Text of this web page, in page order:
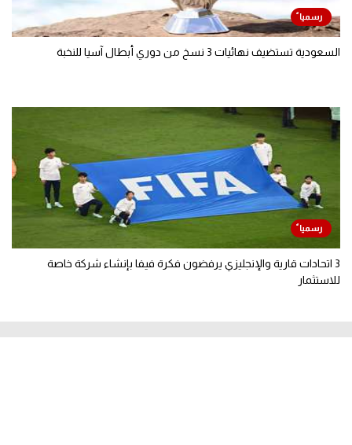
السعودية تستضيف نهائيات 3 نسخ من دوري أبطال آسيا للنخبة
3 اتحادات قارية والإنجليزي يرفضون فكرة فيفا بإنشاء شركة خاصة
للاستثمار